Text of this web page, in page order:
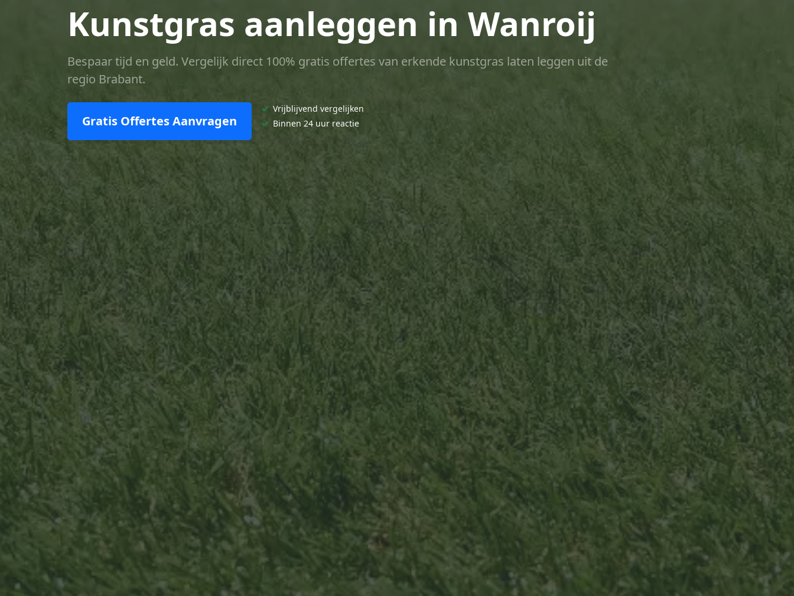
Kunstgras aanleggen in Wanroij
Bespaar tijd en geld. Vergelijk direct 100% gratis offertes van erkende kunstgras laten leggen uit de
regio Brabant.
Gratis Offertes Aanvragen
✓ Vrijblijvend vergelijken
✓ Binnen 24 uur reactie